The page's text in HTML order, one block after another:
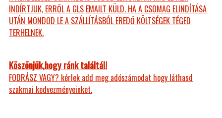
INDÍRTJUK, ERRŐL A GLS EMAILT KÜLD. HA A CSOMAG ELINDÍTÁSA
UTÁN MONDOD LE A SZÁLLÍTÁSBÓL EREDŐ KÖLTSÉGEK TÉGED
TERHELNEK.
Köszönjük,hogy ránk találtál!
FODRÁSZ VAGY? kérlek add meg adószámodat hogy láthasd
szakmai kedvezményeinket.